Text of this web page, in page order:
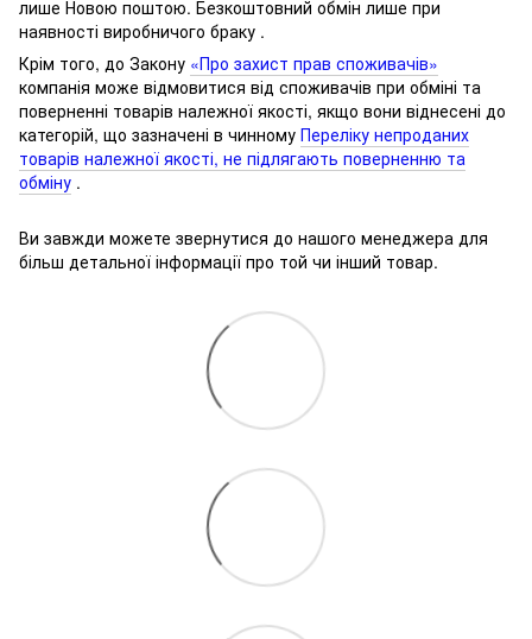
лише Новою поштою. Безкоштовний обмін лише при
наявності виробничого браку .
Крім того, до Закону «Про захист прав споживачів»
компанія може відмовитися від споживачів при обміні та
поверненні товарів належної якості, якщо вони віднесені до
категорій, що зазначені в чинному Переліку непроданих
товарів належної якості, не підлягають поверненню та
обміну .
Ви завжди можете звернутися до нашого менеджера для
більш детальної інформації про той чи інший товар.